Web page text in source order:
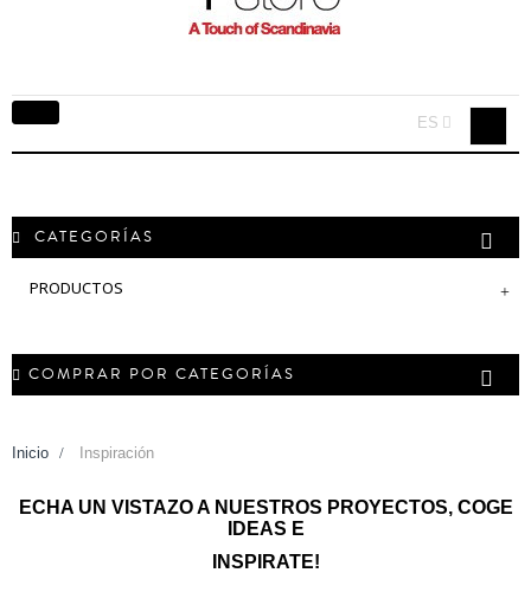
Navegación
ES
CATEGORÍAS
PRODUCTOS
COMPRAR POR CATEGORÍAS
Inicio > Inspiración
ECHA UN VISTAZO A NUESTROS PROYECTOS, COGE
IDEAS E
INSPIRATE!